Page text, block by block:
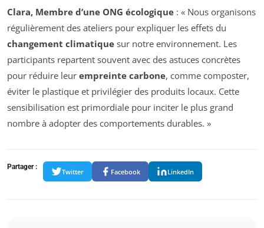
Clara, Membre d’une ONG écologique : « Nous organisons
régulièrement des ateliers pour expliquer les effets du
changement climatique sur notre environnement. Les
participants repartent souvent avec des astuces concrètes
pour réduire leur empreinte carbone, comme composter,
éviter le plastique et privilégier des produits locaux. Cette
sensibilisation est primordiale pour inciter le plus grand
nombre à adopter des comportements durables. »
Partager :
Twitter Facebook LinkedIn